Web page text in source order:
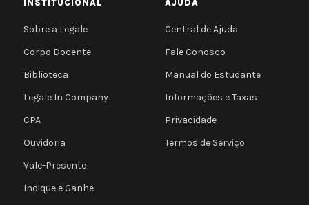
INSTITUCIONAL
Sobre a Legale
Corpo Docente
Biblioteca
Legale In Company
CPA
Ouvidoria
Vale-Presente
Indique e Ganhe
AJUDA
Central de Ajuda
Fale Conosco
Manual do Estudante
Informações e Taxas
Privacidade
Termos de Serviço